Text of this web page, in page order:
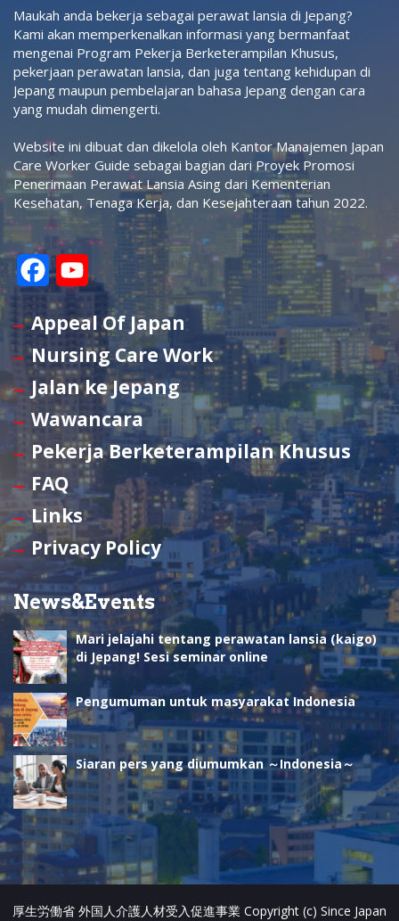
Maukah anda bekerja sebagai perawat lansia di Jepang?
Kami akan memperkenalkan informasi yang bermanfaat
mengenai Program Pekerja Berketerampilan Khusus,
pekerjaan perawatan lansia, dan juga tentang kehidupan di
Jepang maupun pembelajaran bahasa Jepang dengan cara
yang mudah dimengerti.
Website ini dibuat dan dikelola oleh Kantor Manajemen Japan
Care Worker Guide sebagai bagian dari Proyek Promosi
Penerimaan Perawat Lansia Asing dari Kementerian
Kesehatan, Tenaga Kerja, dan Kesejahteraan tahun 2022.
F
a
c
e
b
o
o
k
u
T
u
b
e
C
h
a
n
n
e
l
Appeal Of Japan
Nursing Care Work
Jalan ke Jepang
Wawancara
Pekerja Berketerampilan Khusus
FAQ
Links
Privacy Policy
News&Events
Mari jelajahi tentang perawatan lansia (kaigo)
di Jepang! Sesi seminar online
Pengumuman untuk masyarakat Indonesia
Siaran pers yang diumumkan ～Indonesia～
厚生労働省 外国人介護人材受入促進事業 Copyright (c) Since Japan